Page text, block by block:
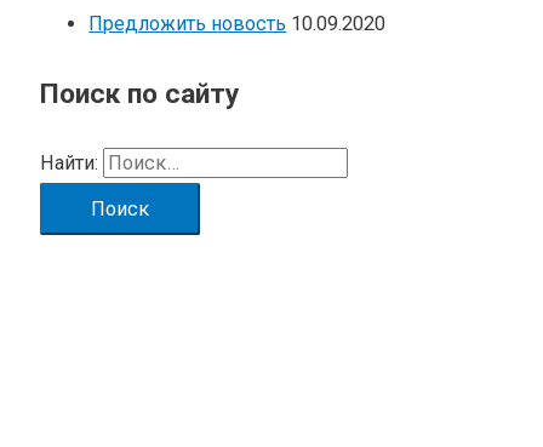
Предложить новость 10.09.2020
Поиск по сайту
Найти: